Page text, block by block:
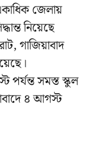
জেলায়
নিয়েছে
গাজিয়াবাদ
সমস্ত স্কুল
৪ আগস্ট